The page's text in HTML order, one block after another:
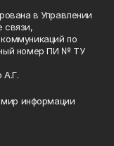
в Управлении
связи,
по
номер ПИ № ТУ
А.Г.
мир информации